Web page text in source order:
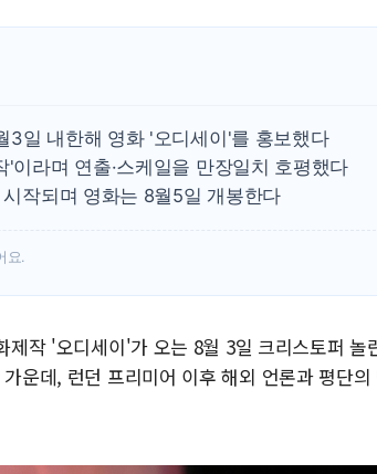
3일 내한해 영화 '오디세이'를 홍보했다
라며 연출·스케일을 만장일치 호평했다
작되며 영화는 8월5일 개봉한다
요.
작 '오디세이'가 오는 8월 3일 크리스토퍼 놀
운데, 런던 프리미어 이후 해외 언론과 평단